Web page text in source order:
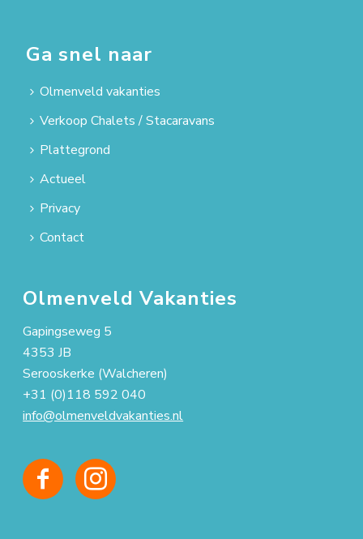
Ga snel naar
Olmenveld vakanties
Verkoop Chalets / Stacaravans
Plattegrond
Actueel
Privacy
Contact
Olmenveld Vakanties
Gapingseweg 5
4353 JB
Serooskerke (Walcheren)
+31 (0)118 592 040
info@olmenveldvakanties.nl